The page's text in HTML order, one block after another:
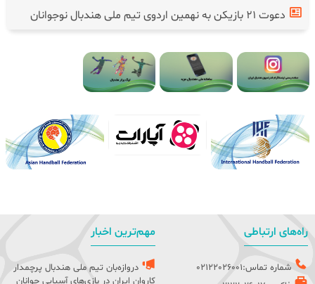
دعوت ۲۱ بازیکن به نهمین اردوی تیم ملی هندبال نوجوانان
راه‌های ارتباطی
شماره تماس:02122026001
مهم‌ترین اخبار
دروازه‌بان تیم ملی هندبال پرچمدار
کاروان ایران در بازی‌های آسیایی جوانان